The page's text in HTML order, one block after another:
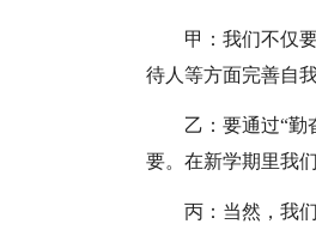
甲：我们不仅
待人等方面完善自
乙：要通过“勤
要。在新学期里我
丙：当然，我